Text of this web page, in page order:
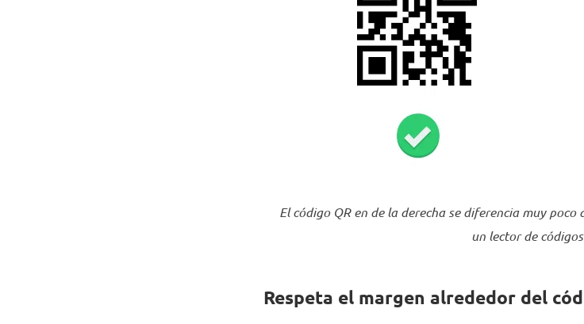
El código QR en de la derecha se diferencia muy
un lector de
Respeta el margen alrededor del